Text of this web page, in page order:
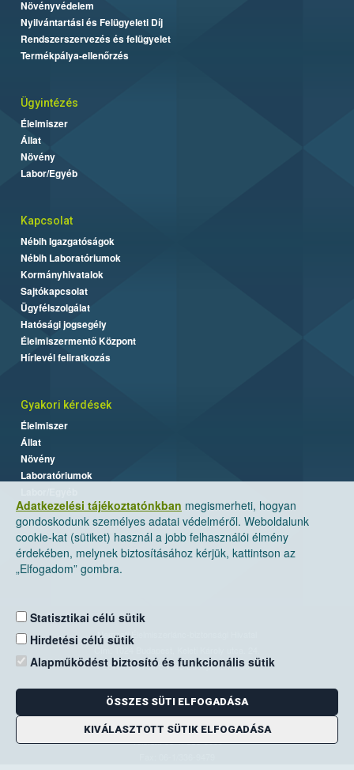
Adatkezelési tájékoztatónkban megismerheti, hogyan
gondoskodunk személyes adatai védelméről. Weboldalunk
cookie-kat (sütiket) használ a jobb felhasználói élmény
érdekében, melynek biztosításához kérjük, kattintson az
„Elfogadom” gombra.
Statisztikai célú sütik
Hirdetési célú sütik
Alapműködést biztosító és funkcionális sütik
ÖSSZES SÜTI ELFOGADÁSA
KIVÁLASZTOTT SÜTIK ELFOGADÁSA
Növényvédelem
Nyilvántartási és Felügyeleti Díj
Rendszerszervezés és felügyelet
Termékpálya-ellenőrzés
Ügyintézés
Élelmiszer
Állat
Növény
Labor/Egyéb
Kapcsolat
Nébih Igazgatóságok
Nébih Laboratóriumok
Kormányhivatalok
Sajtókapcsolat
Ügyfélszolgálat
Hatósági jogsegély
Élelmiszermentő Központ
Hírlevél feliratkozás
Gyakori kérdések
Élelmiszer
Állat
Növény
Laboratóriumok
Nemzeti Élelmiszerlánc-biztonsági Hivatal
Levelezési cím: 1525 Budapest. Pf. 30.
E-mail:ugyfelszolgalat@nebih.gov.hu
Zöld szám: 06-80/263-244
Telefon: 06-1/ 336-9000